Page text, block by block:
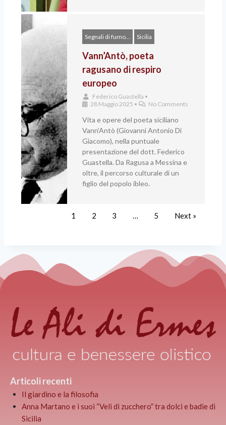
Segnali di fumo... Sicilia
Vann’Antò, poeta
ragusano di respiro
europeo
Federico Guastella •
28 Maggio 2025 • No Comments
Vita e opere del poeta siciliano
Vann’Antò (Giovanni Antonio Di
Giacomo), nella puntuale
presentazione del dott. Federico
Guastella. Da Ragusa a Messina e
oltre, il percorso culturale di un
figlio del popolo ibleo.
1 2 3 … 5 Next »
Articoli recenti
Il giardino e la filosofia
Anna Martano e i suoi “Veli di zucchero” tra dolci e badie di
Sicilia